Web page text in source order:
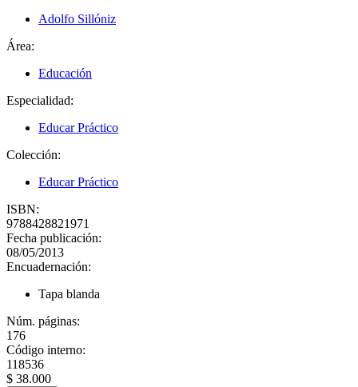
Adolfo Sillóniz
Área:
Educación
Especialidad:
Educar Práctico
Colección:
Educar Práctico
ISBN:
9788428821971
Fecha publicación:
08/05/2013
Encuadernación:
Tapa blanda
Núm. páginas:
176
Código interno:
118536
$ 38.000